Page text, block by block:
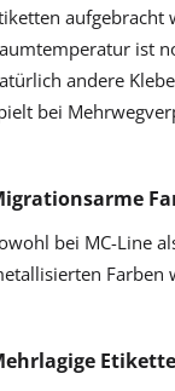
aufgebracht
ist
andere
bei
bei MC-Line
Farben